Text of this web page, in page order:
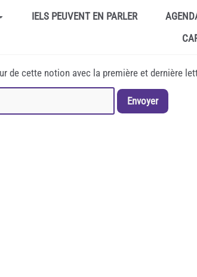
IELS PEUVENT EN PARLER
de cette notion avec la première et dernière
Envoyer